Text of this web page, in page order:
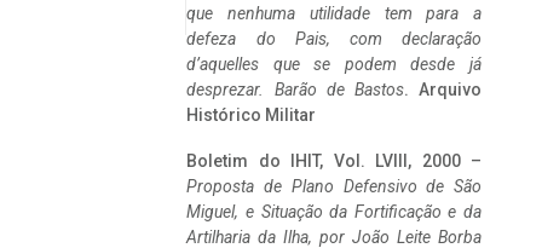
que nenhuma utilidade tem para a
defeza do Pais, com declaração
d’aquelles que se podem desde já
desprezar. Barão de Bastos. Arquivo
Histórico Militar
Boletim do IHIT, Vol. LVIII, 2000 –
Proposta de Plano Defensivo de São
Miguel, e Situação da Fortificação e da
Artilharia da Ilha, por João Leite Borba